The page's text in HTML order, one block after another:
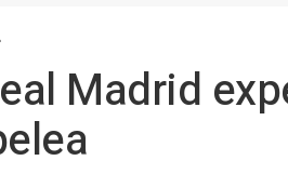
Madrid